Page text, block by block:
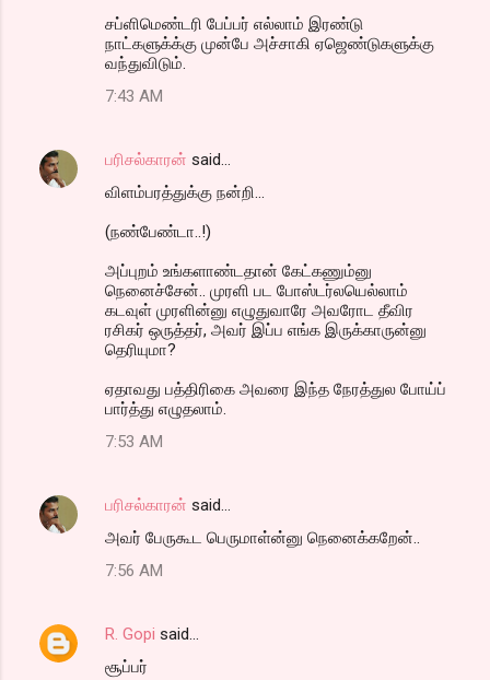
சப்ளிமெண்டரி பேப்பர் எல்லாம் இரண்டு
நாட்களுக்க்கு முன்பே அச்சாகி ஏஜெண்டுகளுக்கு
வந்துவிடும்.
7:43 AM
பரிசல்காரன் said…
விளம்பரத்துக்கு நன்றி...
(நண்பேண்டா..!)
அப்புறம் உங்களாண்டதான் கேட்கணும்னு
நெனைச்சேன்.. முரளி பட போஸ்டர்லயெல்லாம்
கடவுள் முரளின்னு எழுதுவாரே அவரோட தீவிர
ரசிகர் ஒருத்தர், அவர் இப்ப எங்க இருக்காருன்னு
தெரியுமா?
ஏதாவது பத்திரிகை அவரை இந்த நேரத்துல போய்ப்
பார்த்து எழுதலாம்.
7:53 AM
பரிசல்காரன் said…
அவர் பேருகூட பெருமாள்ன்னு நெனைக்கறேன்..
7:56 AM
R. Gopi said…
சூப்பர்